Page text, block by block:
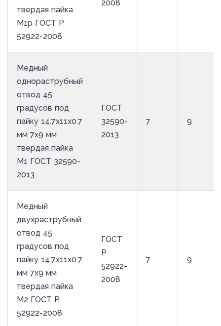
твердая пайка
М1р ГОСТ Р
52922-2008
2008
Медный
однораструбный
отвод 45
градусов под
пайку 14.7х11х0.7
мм 7х9 мм
твердая пайка
М1 ГОСТ 32590-
2013
ГОСТ
32590-
2013
7 9
Медный
двухраструбный
отвод 45
градусов под
пайку 14.7х11х0.7
мм 7х9 мм
твердая пайка
М2 ГОСТ Р
52922-2008
ГОСТ
Р
52922-
2008
7 9